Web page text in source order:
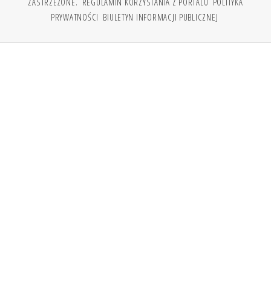
PRYWATNOŚCI BIULETYN INFORMACJI PUBLICZNEJ